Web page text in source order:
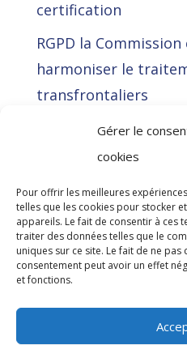
Gérer le
cookies
Pour offrir les meilleures
telles que les cookies pour stocker
appareils. Le fait de consentir à ces
traiter des données telles que le
uniques sur ce site. Le fait de ne
consentement peut avoir un effet
et fonctions.
certification
RGPD la
harmoniser le
transfrontaliers
La Cour de justice
(CJUE) déclare
l’obligation de
de cinq autres bases